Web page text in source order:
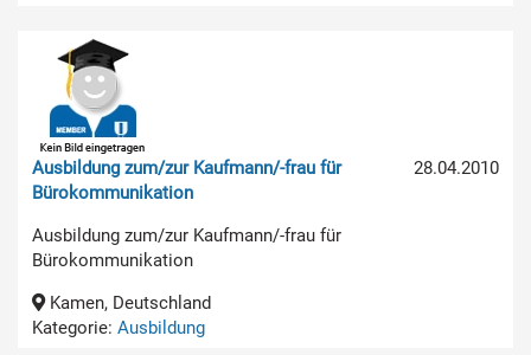
28.04.2010
Ausbildung zum/zur Kaufmann/-frau für
Bürokommunikation
Ausbildung zum/zur Kaufmann/-frau für
Bürokommunikation
Kamen, Deutschland
Kategorie: Ausbildung